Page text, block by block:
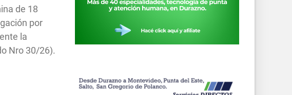
de 18
por
la
Nro 30/26).